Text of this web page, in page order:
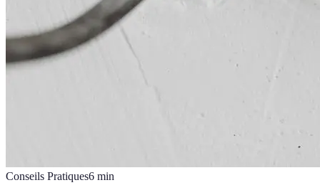
Conseils Pratiques6 min